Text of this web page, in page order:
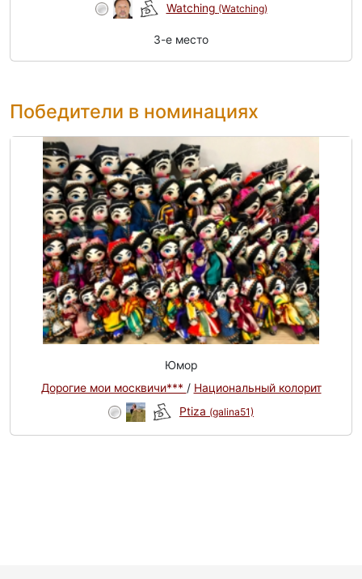
Watching (Watching)
3-e место
Победители в номинациях
Юмор
Дорогие мои москвичи*** / Национальный колорит
Ptiza (galina51)